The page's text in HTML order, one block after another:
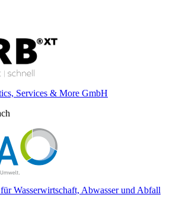
Services & More GmbH
Wasserwirtschaft, Abwasser und Abfall